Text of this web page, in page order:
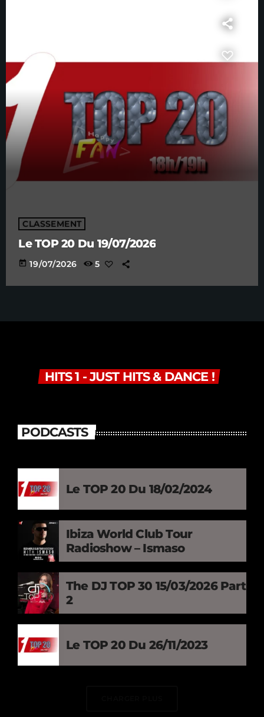
CLASSEMENT
Le TOP 20 Du 19/07/2026
today 19/07/2026 5
HITS 1 - JUST HITS & DANCE !
PODCASTS
Le TOP 20 Du 18/02/2024
Ibiza World Club Tour
Radioshow – Ismaso
The DJ TOP 30 15/03/2026 Part
2
Le TOP 20 Du 26/11/2023